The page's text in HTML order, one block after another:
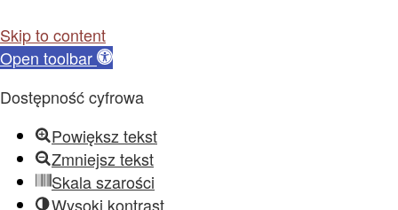
Skip to content
Open toolbar
Dostępność cyfrowa
Powiększ tekst
Zmniejsz tekst
Skala szarości
Wysoki kontrast